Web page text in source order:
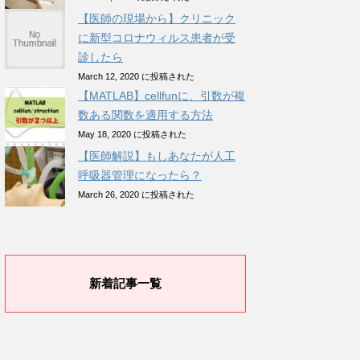
【医師の現場から】クリニック
に新型コロナウィルス患者が受
診したら
March 12, 2020 に投稿された
【MATLAB】cellfunに、引数が複
数ある関数を適用する方法
May 18, 2020 に投稿された
【医師解説】もしあなたが人工
呼吸器管理になったら？
March 26, 2020 に投稿された
新着記事一覧